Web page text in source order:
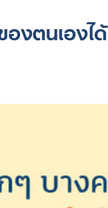
งตนเองได้